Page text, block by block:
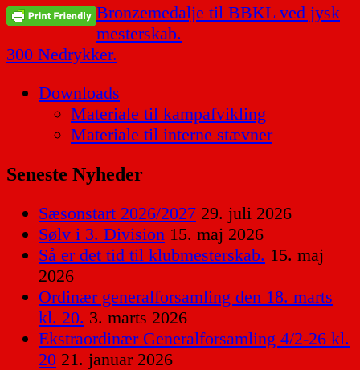
Indlægsnavigation
Bronzemedalje til BBKL ved jysk
mesterskab.
300 Nedrykker.
Downloads
Materiale til kampafvikling
Materiale til interne stævner
Seneste Nyheder
Sæsonstart 2026/2027 29. juli 2026
Sølv i 3. Division 15. maj 2026
Så er det tid til klubmesterskab. 15. maj
2026
Ordinær generalforsamling den 18. marts
kl. 20. 3. marts 2026
Ekstraordinær Generalforsamling 4/2-26 kl.
20 21. januar 2026